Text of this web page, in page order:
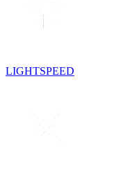
LIGHTSPEED